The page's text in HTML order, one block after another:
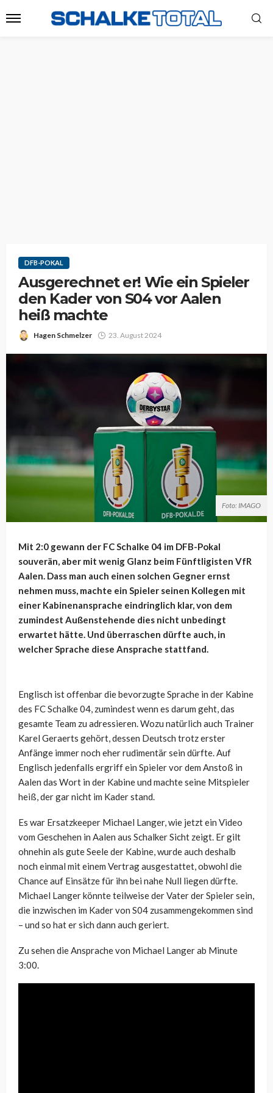
DFB-POKAL
Ausgerechnet er! Wie ein Spieler
den Kader von S04 vor Aalen
heiß machte
Hagen Schmelzer 23. August 2024
Foto: IMAGO
Mit 2:0 gewann der FC Schalke 04 im DFB-Pokal
souverän, aber mit wenig Glanz beim Fünftligisten VfR
Aalen. Dass man auch einen solchen Gegner ernst
nehmen muss, machte ein Spieler seinen Kollegen mit
einer Kabinenansprache eindringlich klar, von dem
zumindest Außenstehende dies nicht unbedingt
erwartet hätte. Und überraschen dürfte auch, in
welcher Sprache diese Ansprache stattfand.
Englisch ist offenbar die bevorzugte Sprache in der Kabine
des FC Schalke 04, zumindest wenn es darum geht, das
gesamte Team zu adressieren. Wozu natürlich auch Trainer
Karel Geraerts gehört, dessen Deutsch trotz erster
Anfänge immer noch eher rudimentär sein dürfte. Auf
Englisch jedenfalls ergriff ein Spieler vor dem Anstoß in
Aalen das Wort in der Kabine und machte seine Mitspieler
heiß, der gar nicht im Kader stand.
Es war Ersatzkeeper Michael Langer, wie jetzt ein Video
vom Geschehen in Aalen aus Schalker Sicht zeigt. Er gilt
ohnehin als gute Seele der Kabine, wurde auch deshalb
noch einmal mit einem Vertrag ausgestattet, obwohl die
Chance auf Einsätze für ihn bei nahe Null liegen dürfte.
Michael Langer könnte teilweise der Vater der Spieler sein,
die inzwischen im Kader von S04 zusammengekommen sind
– und so hat er sich dann auch geriert.
Zu sehen die Ansprache von Michael Langer ab Minute
3:00.